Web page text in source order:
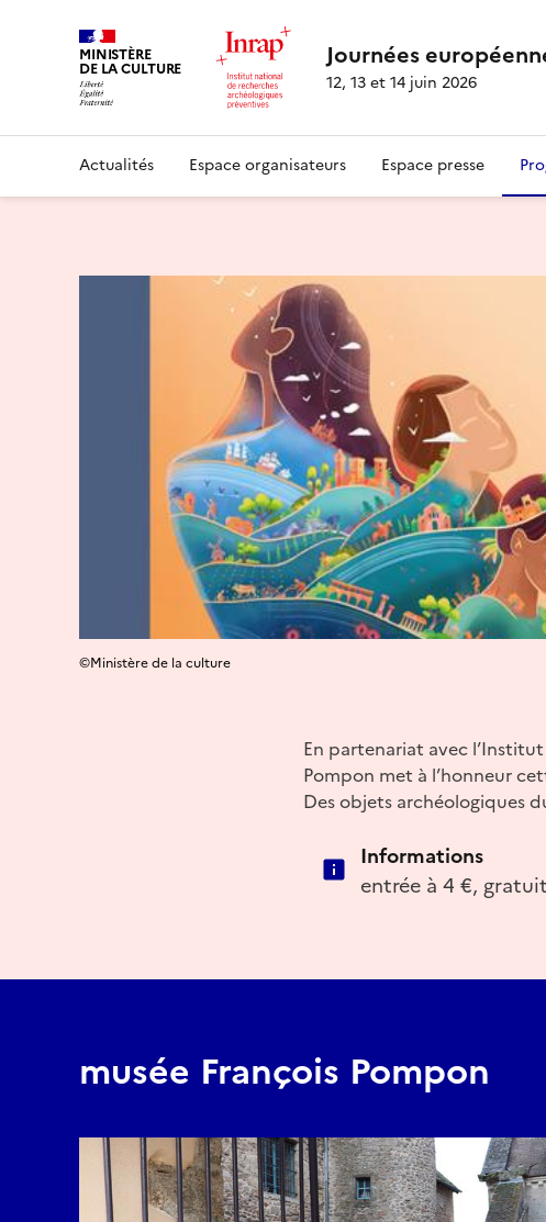
MINISTÈRE
DE LA CULTURE Journées
12, 13 et 14 juin 2026
Actualités Espace organisateurs Espace presse
©Ministère de la culture
En partenariat avec
Pompon met à l’honneur
Des objets archéologiques
Informations
entrée à 4 €,
musée François Pompon